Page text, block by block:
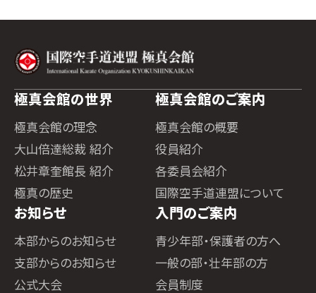
極真会館の世界
極真会館の理念
大山倍達総裁 紹介
松井章奎館長 紹介
極真の歴史
極真会館のご案内
極真会館の概要
役員紹介
各委員会紹介
国際空手道連盟について
お知らせ
本部からのお知らせ
支部からのお知らせ
公式大会
入門のご案内
青少年部・保護者の方へ
一般の部・壮年部の方
会員制度